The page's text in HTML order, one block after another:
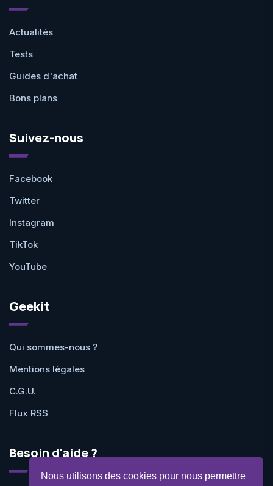
Nous utilisons des cookies pour nous permettre
Actualités
Tests
Guides d'achat
Bons plans
Suivez-nous
Facebook
Twitter
Instagram
TikTok
YouTube
Geekit
Qui sommes-nous ?
Mentions légales
C.G.U.
Flux RSS
Besoin d'aide ?